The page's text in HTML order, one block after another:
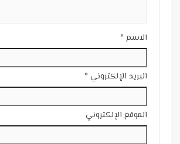
الاسم *
البريد الإلكتروني *
الموقع الإلكتروني